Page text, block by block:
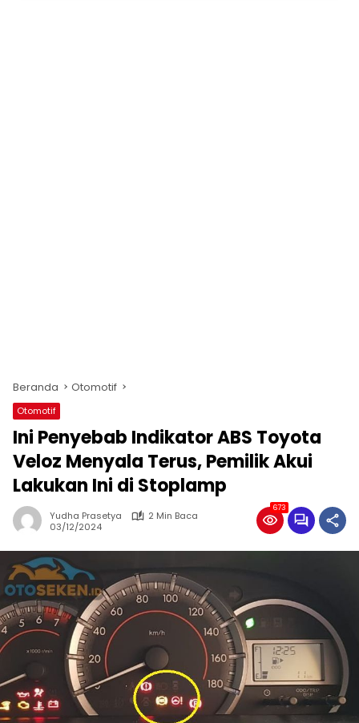
Beranda Otomotif
Otomotif
Ini Penyebab Indikator ABS Toyota
Veloz Menyala Terus, Pemilik Akui
Lakukan Ini di Stoplamp
Yudha Prasetya
2 Min Baca
03/12/2024
673